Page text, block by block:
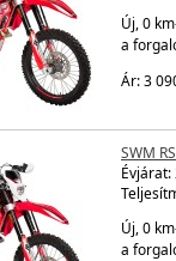
Új, 0
a
Ár: 3
SWM
Évjárat:
Új, 0
a